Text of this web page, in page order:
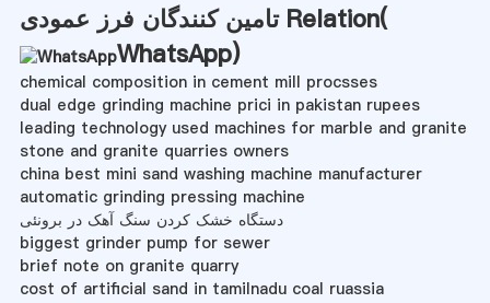
تامین کنندگان فرز عمودی Relation(
WhatsApp)
chemical composition in cement mill procsses
dual edge grinding machine prici in pakistan rupees
leading technology used machines for marble and granite
stone and granite quarries owners
china best mini sand washing machine manufacturer
automatic grinding pressing machine
دستگاه خشک کردن سنگ آهک در برونئی
biggest grinder pump for sewer
brief note on granite quarry
cost of artificial sand in tamilnadu coal ruassia